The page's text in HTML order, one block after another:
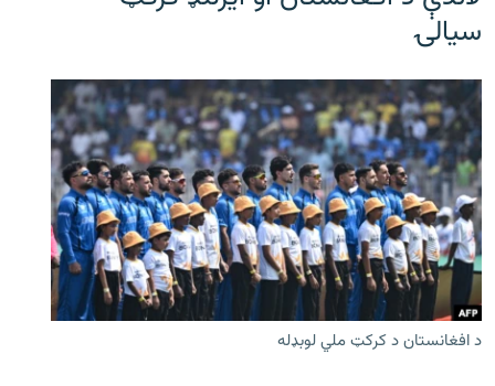
سیالۍ
د افغانستان د کرکټ ملي لوبډله